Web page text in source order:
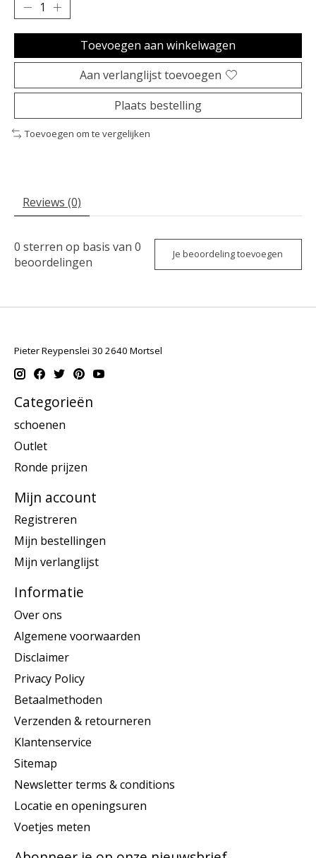
Toevoegen aan winkelwagen
Aan verlanglijst toevoegen
Plaats bestelling
Toevoegen om te vergelijken
Reviews (0)
0 sterren op basis van 0
beoordelingen
Je beoordeling toevoegen
Pieter Reypenslei 30 2640 Mortsel
Categorieën
schoenen
Outlet
Ronde prijzen
Mijn account
Registreren
Mijn bestellingen
Mijn verlanglijst
Informatie
Over ons
Algemene voorwaarden
Disclaimer
Privacy Policy
Betaalmethoden
Verzenden & retourneren
Klantenservice
Sitemap
Newsletter terms & conditions
Locatie en openingsuren
Voetjes meten